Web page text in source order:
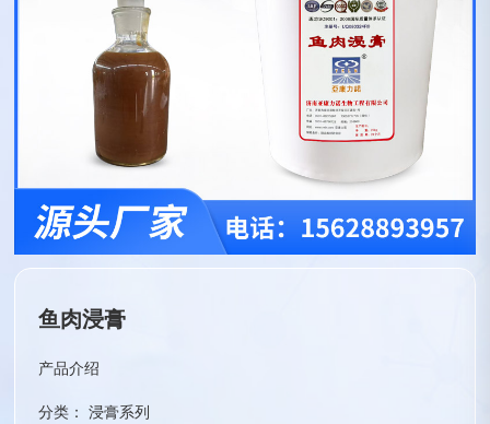
鱼肉浸膏
产品介绍
分类： 浸膏系列